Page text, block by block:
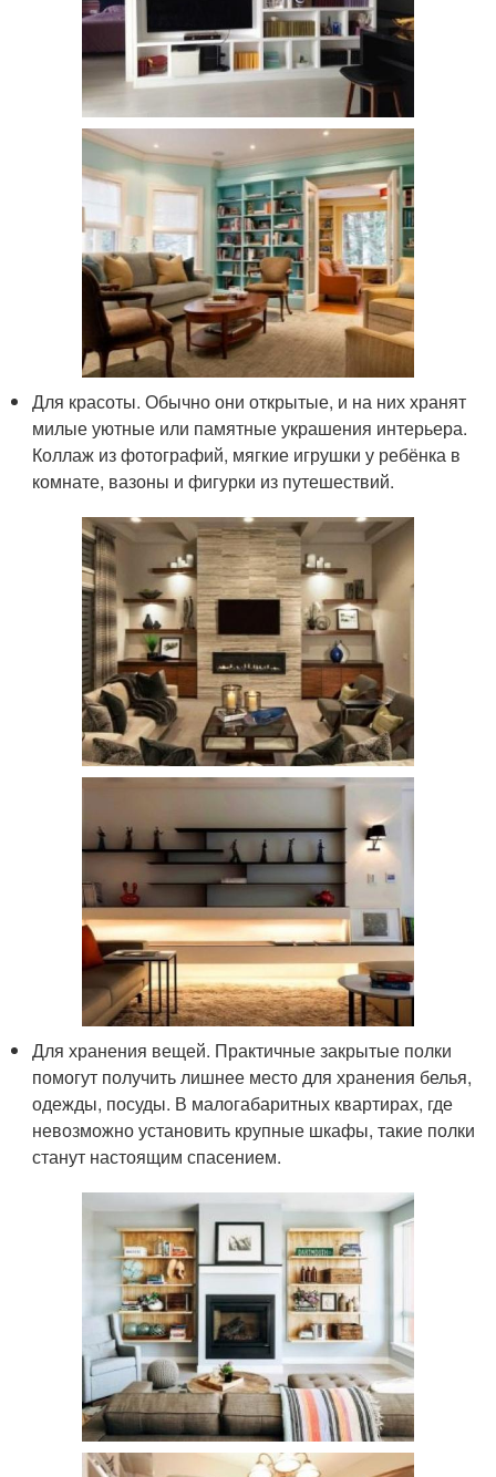
Для красоты. Обычно они открытые, и на них хранят
милые уютные или памятные украшения интерьера.
Коллаж из фотографий, мягкие игрушки у ребёнка в
комнате, вазоны и фигурки из путешествий.
Для хранения вещей. Практичные закрытые полки
помогут получить лишнее место для хранения белья,
одежды, посуды. В малогабаритных квартирах, где
невозможно установить крупные шкафы, такие полки
станут настоящим спасением.